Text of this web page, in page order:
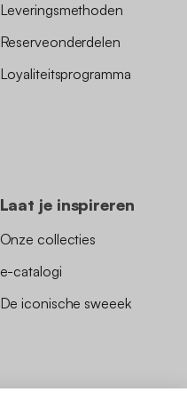
Leveringsmethoden
Reserveonderdelen
Loyaliteitsprogramma
Laat je inspireren
Onze collecties
e-catalogi
De iconische sweeek